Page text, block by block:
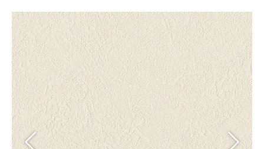
商品を探す
商品を探す トップ
壁紙
カーテン
床材
ブランド・コレクション
Lilycolor Coordinate 着せ替えシミュレーション
カタログ一覧
カタログ一覧 トップ
壁紙
カーテン
床材
施工事例
施工事例 トップ
医療・福祉施設
リリカラノート